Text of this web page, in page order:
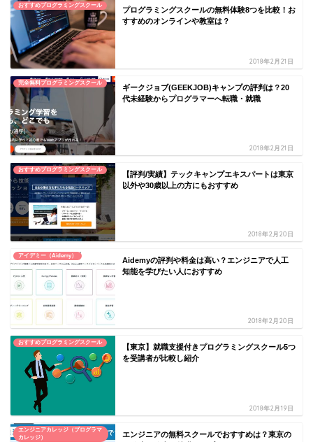
おすすめプログラミングスクール
プログラミングスクールの無料体験8つを比較！お
すすめのオンラインや教室は？
2018年2月21日
完全無料プログラミングスクール
ギークジョブ(GEEKJOB)キャンプの評判は？20
代未経験からプログラマーへ転職・就職
2018年2月21日
おすすめプログラミングスクール
【評判/実績】テックキャンプエキスパートは東京
以外や30歳以上の方にもおすすめ
2018年2月20日
アイデミー（Aidemy）
Aidemyの評判や料金は高い？エンジニアで人工
知能を学びたい人におすすめ
2018年2月20日
おすすめプログラミングスクール
【東京】就職支援付きプログラミングスクール5つ
を受講者が比較し紹介
2018年2月19日
エンジニアカレッジ（プログラマ
カレッジ）
エンジニアの無料スクールでおすすめは？東京の